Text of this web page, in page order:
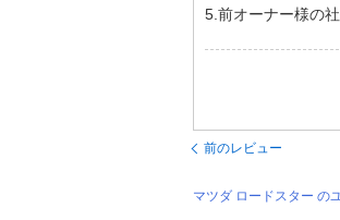
5.前オーナー様の
前のレビュー
マツダ ロードスター の